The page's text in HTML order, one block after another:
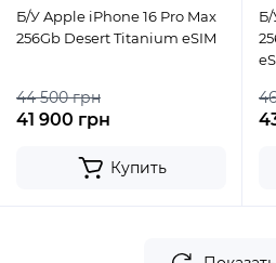
Б/У Apple iPhone 16 Pro Max
256Gb Desert Titanium eSIM
44 500 грн
41 900 грн
Купить
Б/